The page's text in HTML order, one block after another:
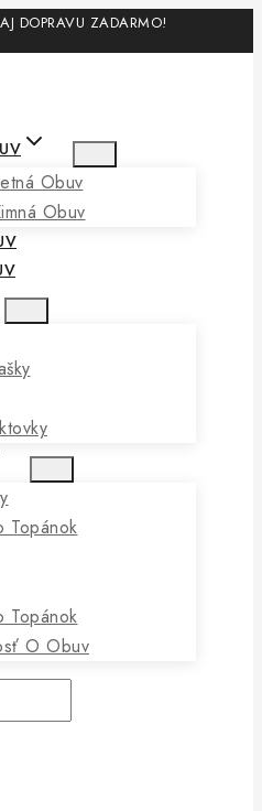
DOPRAVU ZADARMO!
Obuv
Obuv
Topánok
Topánok
O Obuv